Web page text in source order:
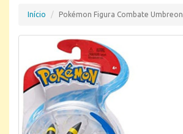
Início Pokémon Figura Combate Umbreon